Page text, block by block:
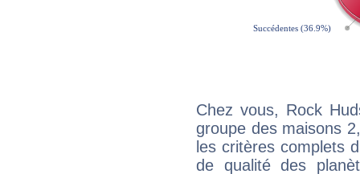
Chez vous, Rock
groupe des maisons
les critères complets
de qualité des